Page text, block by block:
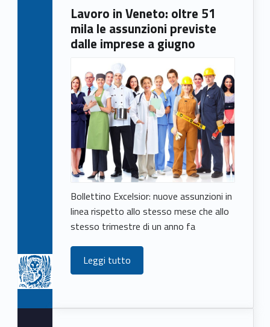
Lavoro in Veneto: oltre 51
mila le assunzioni previste
dalle imprese a giugno
Bollettino Excelsior: nuove assunzioni in
linea rispetto allo stesso mese che allo
stesso trimestre di un anno fa
Leggi tutto